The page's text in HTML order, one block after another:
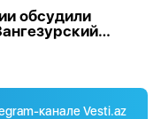
обсудили
канале Vesti.az